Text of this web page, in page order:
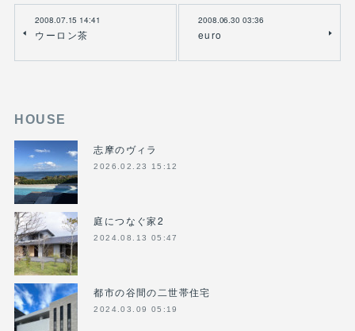
2008.07.15 14:41
ウーロン茶
2008.06.30 03:36
euro
HOUSE
志摩のヴィラ
2026.02.23 15:12
庭につなぐ家2
2024.08.13 05:47
都市の谷間の二世帯住宅
2024.03.09 05:19